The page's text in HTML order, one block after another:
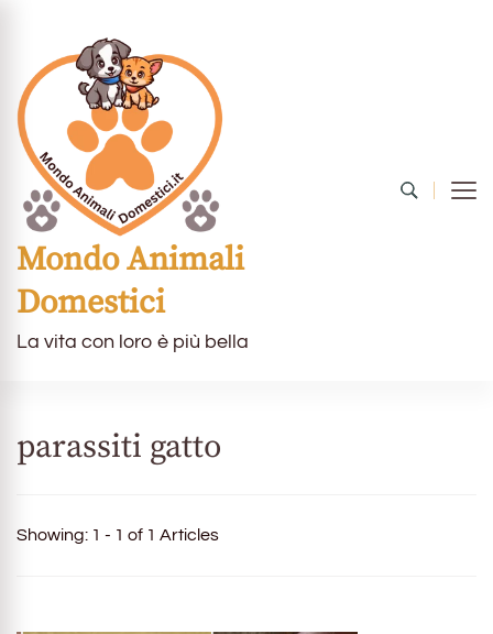
Mondo Animali
Domestici
La vita con loro è più bella
parassiti gatto
Showing: 1 - 1 of 1 Articles